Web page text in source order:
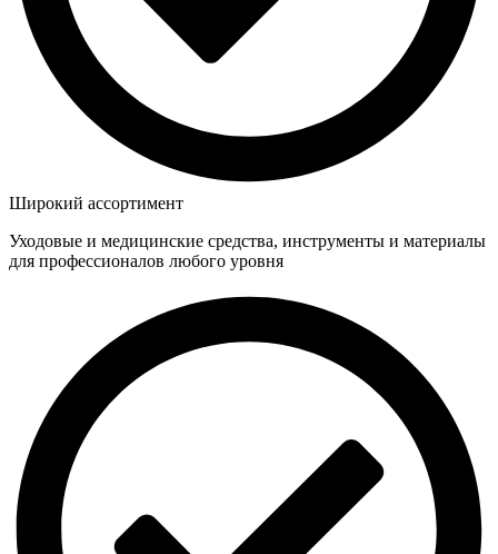
Широкий ассортимент
Уходовые и медицинские средства, инструменты и материалы
для профессионалов любого уровня